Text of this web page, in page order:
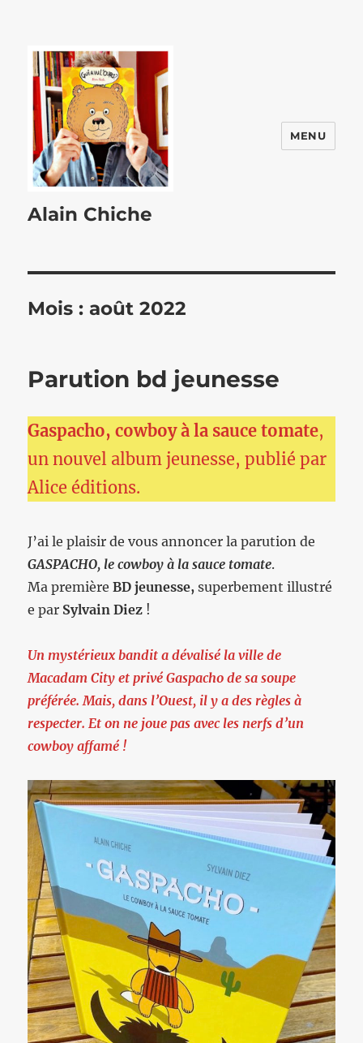
Alain Chiche
MENU
Mois :août 2022
Parution bd jeunesse
Gaspacho, cowboy à la sauce tomate,
un nouvel album jeunesse, publié par
Alice éditions.
J’ai le plaisir de vous annoncer la parution de
GASPACHO, le cowboy à la sauce tomate.
Ma premièreBD jeunesse, superbement illustré
e par Sylvain Diez !
Un mystérieux bandit a dévalisé la ville de
Macadam City et privé Gaspacho de sa soupe
préférée. Mais, dans l’Ouest, il y a des règles à
respecter. Et on ne joue pas avec les nerfs d’un
cowboy affamé !